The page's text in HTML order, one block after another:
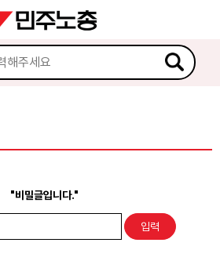
"비밀글입니다."
스케치북5
스케치북5